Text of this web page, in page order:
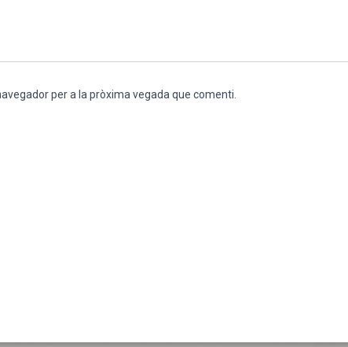
per a la pròxima vegada que comenti.